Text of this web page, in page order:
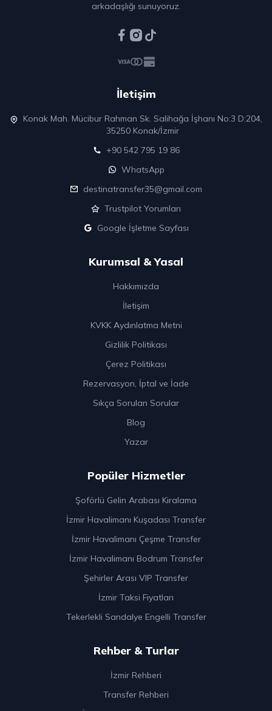
arkadaşlığı sunuyoruz.
İletişim
Konak Mah. Mücibur Rahman Sk. Salihağa İşhanı No:3 D:204,
35250 Konak/İzmir
+90 542 795 19 86
WhatsApp
destinatransfer35@gmail.com
Trustpilot Yorumları
Google İşletme Sayfası
Kurumsal & Yasal
Hakkımızda
İletişim
KVKK Aydınlatma Metni
Gizlilik Politikası
Çerez Politikası
Rezervasyon, İptal ve İade
Sıkça Sorulan Sorular
Blog
Yazar
Popüler Hizmetler
Şoförlü Gelin Arabası Kiralama
İzmir Havalimanı Kuşadası Transfer
İzmir Havalimanı Çeşme Transfer
İzmir Havalimanı Bodrum Transfer
Şehirler Arası VIP Transfer
İzmir Taksi Fiyatları
Tekerlekli Sandalye Engelli Transfer
Rehber & Turlar
İzmir Rehberi
Transfer Rehberi